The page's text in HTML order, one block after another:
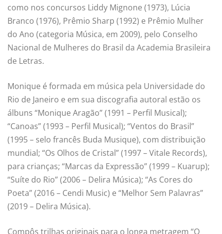
como nos concursos Liddy Mignone (1973), Lúcia
Branco (1976), Prêmio Sharp (1992) e Prêmio Mulher
do Ano (categoria Música, em 2009), pelo Conselho
Nacional de Mulheres do Brasil da Academia Brasileira
de Letras.
Monique é formada em música pela Universidade do
Rio de Janeiro e em sua discografia autoral estão os
álbuns “Monique Aragão” (1991 – Perfil Musical);
“Canoas” (1993 – Perfil Musical); “Ventos do Brasil”
(1995 – selo francês Buda Musique), com distribuição
mundial; “Os Olhos de Cristal” (1997 – Vitale Records),
para crianças; “Marcas da Expressão” (1999 – Kuarup);
“Suíte do Rio” (2006 – Delira Música); “As Cores do
Poeta” (2016 – Cendi Music) e “Melhor Sem Palavras”
(2019 – Delira Música).
Compôs trilhas originais para o longa metragem “O